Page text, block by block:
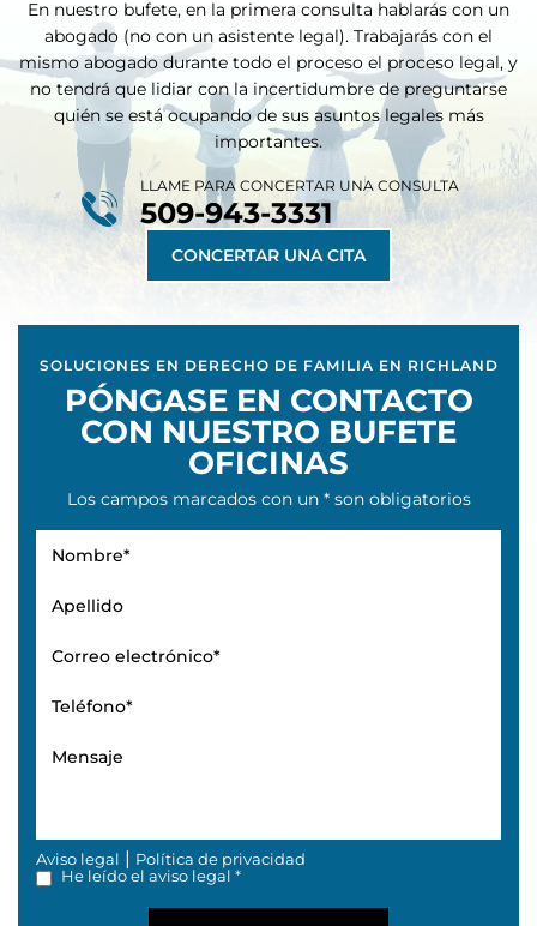
En nuestro bufete, en la primera consulta hablarás con un
abogado (no con un asistente legal). Trabajarás con el
mismo abogado durante todo el proceso el proceso legal, y
no tendrá que lidiar con la incertidumbre de preguntarse
quién se está ocupando de sus asuntos legales más
importantes.
CONCERTAR UNA CITA
LLAME PARA CONCERTAR UNA CONSULTA
509-943-3331
SOLUCIONES EN DERECHO DE FAMILIA EN RICHLAND
PÓNGASE EN CONTACTO
CON NUESTRO BUFETE
OFICINAS
Los campos marcados con un * son obligatorios
Aviso legal | Política de privacidad
He leído el aviso legal *